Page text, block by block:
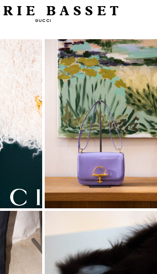
BASSET
GUCCI